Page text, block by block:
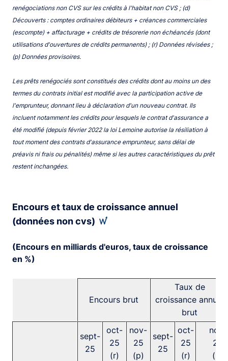
renégociations non CVS sur les crédits à l'habitat non CVS ; (d)
Découverts : comptes ordinaires débiteurs + créances commerciales
(escompte) + affacturage + crédits de trésorerie non échéancés (dont
utilisations d'ouvertures de crédits permanents) ; (r) Données révisées ;
(p) Données provisoires.
Les prêts renégociés sont constitués des crédits dont au moins un des
termes du contrats initial est modifié avec la participation active de
l'emprunteur, donnant lieu à déclaration d'un nouveau contrat. Ils
incluent notamment les crédits pour lesquels le contrat d'assurance a
été modifié (depuis février 2022 la loi Lemoine autorise la résiliation à
tout moment des contrats d'assurance emprunteur, sans délai de
préavis ni frais ou pénalités) même si les autres caractéristiques du prêt
restent inchangées.
Encours et taux de croissance annuel
(données non cvs)
(Encours en milliards d'euros, taux de croissance
en %)
Encours brut
Taux de
croissance annuel
brut
sept-
25
oct-
25
(r)
nov-
25
(p)
sept-
25
oct-
25
(r)
nov-
25
(p)